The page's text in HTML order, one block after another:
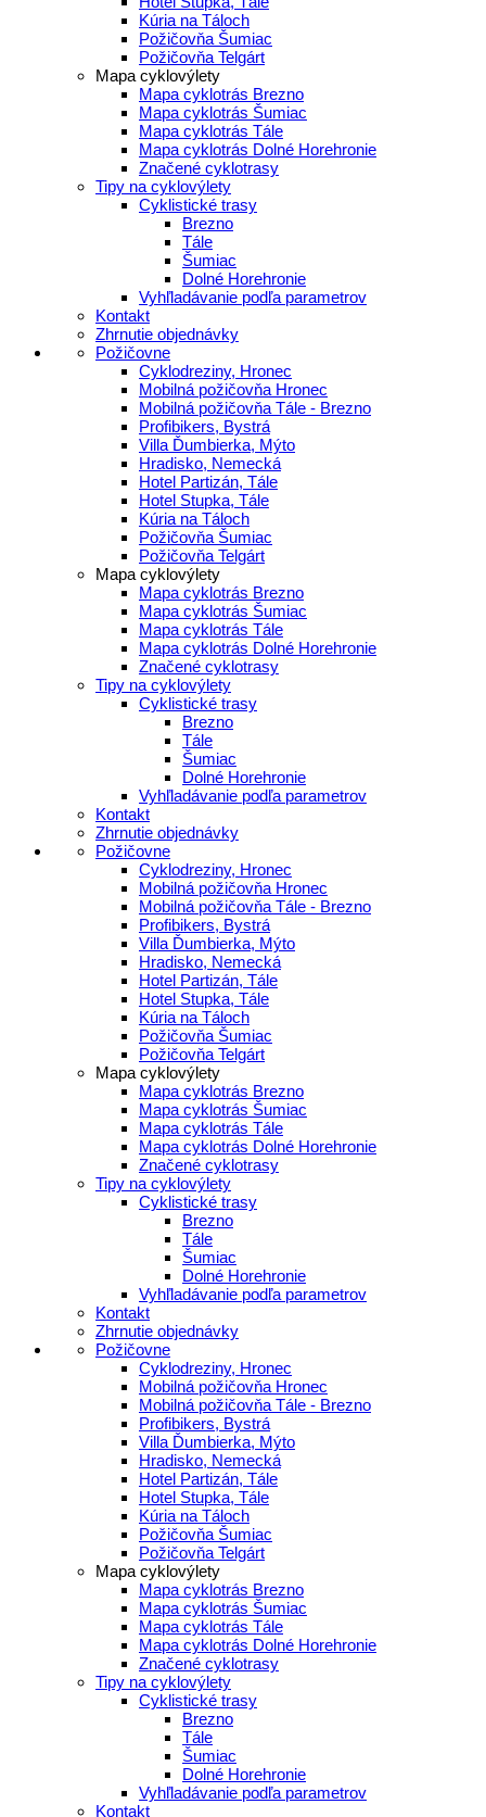
Kúria na Táloch
Požičovňa Šumiac
Požičovňa Telgárt
Mapa cyklovýlety
Mapa cyklotrás Brezno
Mapa cyklotrás Šumiac
Mapa cyklotrás Tále
Mapa cyklotrás Dolné Horehronie
Značené cyklotrasy
Tipy na cyklovýlety
Cyklistické trasy
Brezno
Tále
Šumiac
Dolné Horehronie
Vyhľladávanie podľa parametrov
Kontakt
Zhrnutie objednávky
Požičovne
Cyklodreziny, Hronec
Mobilná požičovňa Hronec
Mobilná požičovňa Tále - Brezno
Profibikers, Bystrá
Villa Ďumbierka, Mýto
Hradisko, Nemecká
Hotel Partizán, Tále
Hotel Stupka, Tále
Kúria na Táloch
Požičovňa Šumiac
Požičovňa Telgárt
Mapa cyklovýlety
Mapa cyklotrás Brezno
Mapa cyklotrás Šumiac
Mapa cyklotrás Tále
Mapa cyklotrás Dolné Horehronie
Značené cyklotrasy
Tipy na cyklovýlety
Cyklistické trasy
Brezno
Tále
Šumiac
Dolné Horehronie
Vyhľladávanie podľa parametrov
Kontakt
Zhrnutie objednávky
Požičovne
Cyklodreziny, Hronec
Mobilná požičovňa Hronec
Mobilná požičovňa Tále - Brezno
Profibikers, Bystrá
Villa Ďumbierka, Mýto
Hradisko, Nemecká
Hotel Partizán, Tále
Hotel Stupka, Tále
Kúria na Táloch
Požičovňa Šumiac
Požičovňa Telgárt
Mapa cyklovýlety
Mapa cyklotrás Brezno
Mapa cyklotrás Šumiac
Mapa cyklotrás Tále
Mapa cyklotrás Dolné Horehronie
Značené cyklotrasy
Tipy na cyklovýlety
Cyklistické trasy
Brezno
Tále
Šumiac
Dolné Horehronie
Vyhľladávanie podľa parametrov
Kontakt
Zhrnutie objednávky
Požičovne
Cyklodreziny, Hronec
Mobilná požičovňa Hronec
Mobilná požičovňa Tále - Brezno
Profibikers, Bystrá
Villa Ďumbierka, Mýto
Hradisko, Nemecká
Hotel Partizán, Tále
Hotel Stupka, Tále
Kúria na Táloch
Požičovňa Šumiac
Požičovňa Telgárt
Mapa cyklovýlety
Mapa cyklotrás Brezno
Mapa cyklotrás Šumiac
Mapa cyklotrás Tále
Mapa cyklotrás Dolné Horehronie
Značené cyklotrasy
Tipy na cyklovýlety
Cyklistické trasy
Brezno
Tále
Šumiac
Dolné Horehronie
Vyhľladávanie podľa parametrov
Kontakt